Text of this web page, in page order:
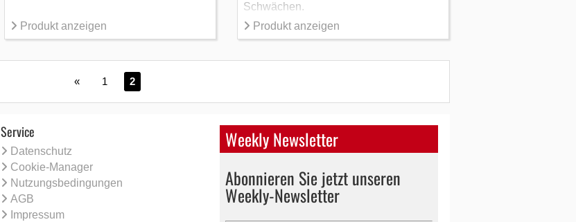
Produkt anzeigen
Schwächen.
Produkt anzeigen
« 1 2
Service
Datenschutz
Cookie-Manager
Nutzungsbedingungen
AGB
Impressum
Weekly Newsletter
Abonnieren Sie jetzt unseren
Weekly-Newsletter